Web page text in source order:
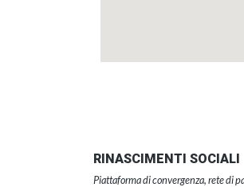
RINASCIMENTI SOCIALI
Piattaforma di convergenza, rete di